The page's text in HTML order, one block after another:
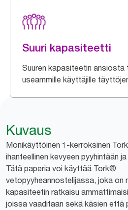
Suuri kapasiteetti
Suuren kapasiteetin
useammille käyttäjille
Kuvaus
Monikäyttöinen 1-kerroksinen
ihanteellinen kevyeen pyyhintään
Tätä paperia voi käyttää Tork®
vetopyyheannostelijassa, joka on
kapasiteetin ratkaisu
joissa vaaditaan sekä käsien että